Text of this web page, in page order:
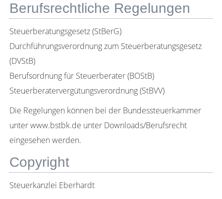
Berufsrechtliche Regelungen
Steuerberatungsgesetz (StBerG)
Durchführungsverordnung zum Steuerberatungsgesetz
(DVStB)
Berufsordnung für Steuerberater (BOStB)
Steuerberatervergütungsverordnung (StBVV)
Die Regelungen können bei der Bundessteuerkammer
unter www.bstbk.de unter Downloads/Berufsrecht
eingesehen werden.
Copyright
Steuerkanzlei Eberhardt